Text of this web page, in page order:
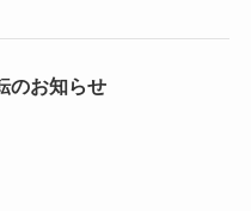
のお知らせ